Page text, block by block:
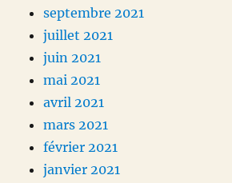
septembre 2021
juillet 2021
juin 2021
mai 2021
avril 2021
mars 2021
février 2021
janvier 2021